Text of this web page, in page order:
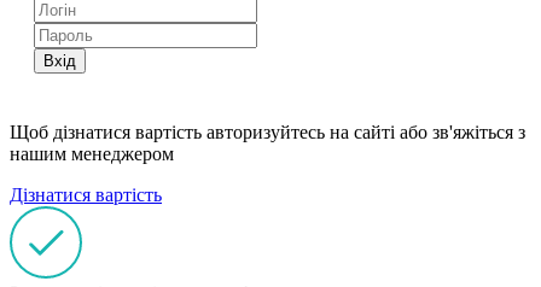
Вхід
Щоб дізнатися вартість авторизуйтесь на сайті або зв'яжіться з
нашим менеджером
Дізнатися вартість